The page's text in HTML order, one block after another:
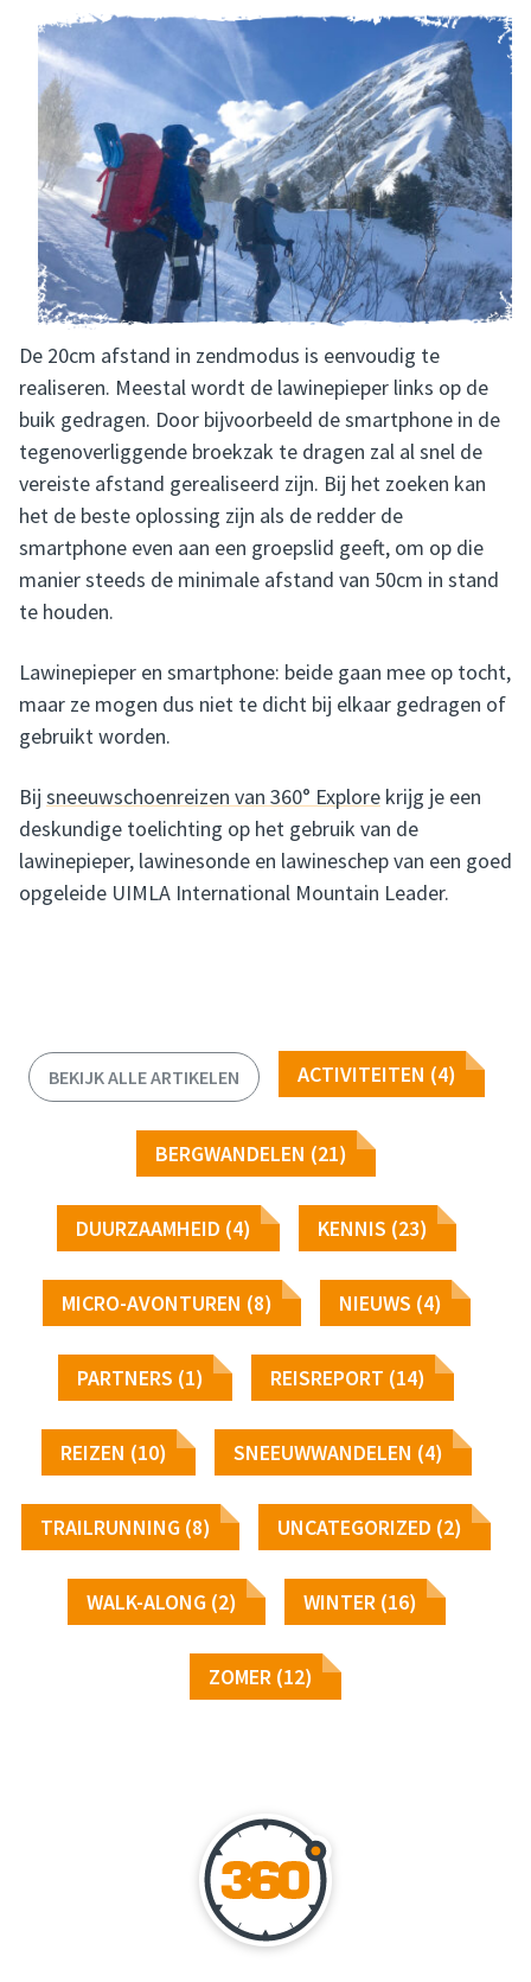
De 20cm afstand in zendmodus is eenvoudig te
realiseren. Meestal wordt de lawinepieper links op de
buik gedragen. Door bijvoorbeeld de smartphone in de
tegenoverliggende broekzak te dragen zal al snel de
vereiste afstand gerealiseerd zijn. Bij het zoeken kan
het de beste oplossing zijn als de redder de
smartphone even aan een groepslid geeft, om op die
manier steeds de minimale afstand van 50cm in stand
te houden.
Lawinepieper en smartphone: beide gaan mee op tocht,
maar ze mogen dus niet te dicht bij elkaar gedragen of
gebruikt worden.
Bij sneeuwschoenreizen van 360° Explore krijg je een
deskundige toelichting op het gebruik van de
lawinepieper, lawinesonde en lawineschep van een goed
opgeleide UIMLA International Mountain Leader.
BEKIJK ALLE ARTIKELEN ACTIVITEITEN (4)
BERGWANDELEN (21)
DUURZAAMHEID (4) KENNIS (23)
MICRO-AVONTUREN (8) NIEUWS (4)
PARTNERS (1) REISREPORT (14)
REIZEN (10) SNEEUWWANDELEN (4)
TRAILRUNNING (8) UNCATEGORIZED (2)
WALK-ALONG (2) WINTER (16)
ZOMER (12)